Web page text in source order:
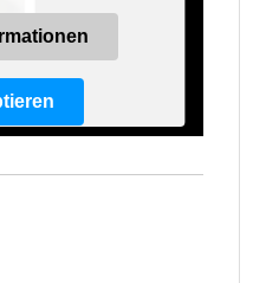
Platform